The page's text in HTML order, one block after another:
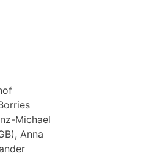
Michael
Anna